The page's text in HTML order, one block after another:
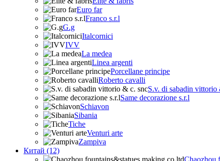
Euro far
Franco s.r.l
G.g
Italcornici
IVV
La medea
Linea argenti
Porcellane principe
Roberto cavalli
S.v. di sabadin vittorio
Same decorazione s.r.l
Schiavon
Sibania
Tiche
Venturi arte
Zampiva
Китай (12)
Chaozhou